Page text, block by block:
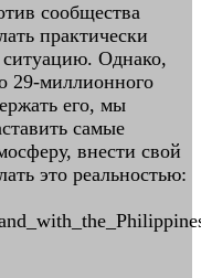
сообщества
практически
ситуацию. Однако,
29-миллионного
его, мы
самые
внести свой
это реальностью: